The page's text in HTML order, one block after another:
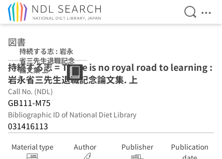
Open
図書
持続する志 : 岩永
省三先生退職記念
論文集 上
持続する志 = There is no royal road to learning :
岩永省三先生退職記念論文集. 上
Call No. (NDL)
GB111-M75
Bibliographic ID of National Diet Library
031416113
Material type Author Publisher
Publication